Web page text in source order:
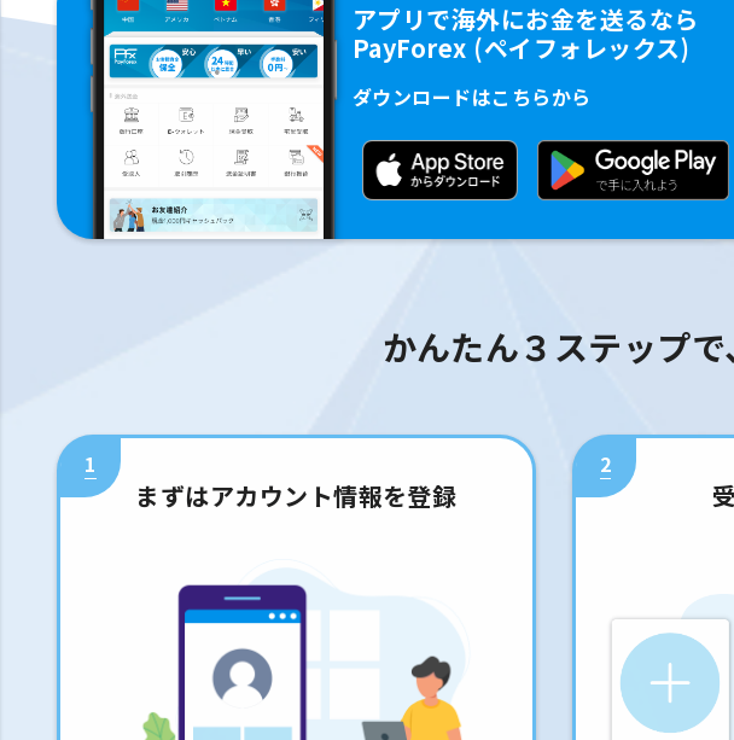
アプリで海外にお金を送るなら
PayForex (ペイフォレックス)
ダウンロードはこちらから
かんたん３ステップ
1
まずはアカウント情報を登録
2